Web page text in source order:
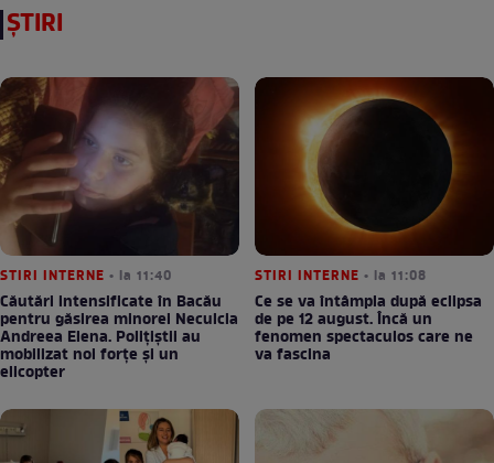
ȘTIRI
STIRI INTERNE • la 11:40
Căutări intensificate în Bacău
pentru găsirea minorei Neculcia
Andreea Elena. Polițiștii au
mobilizat noi forțe și un
elicopter
STIRI INTERNE • la 11:08
Ce se va întâmpla după eclipsa
de pe 12 august. Încă un
fenomen spectaculos care ne
va fascina